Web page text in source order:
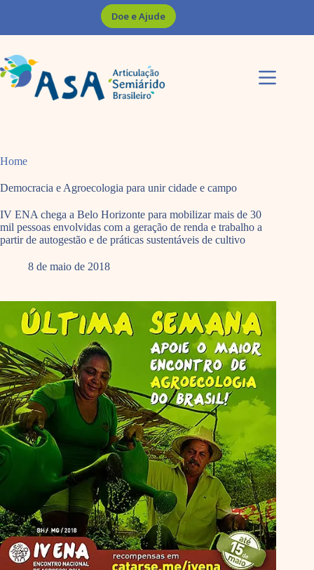
Doe e Ajude
Home
Democracia e Agroecologia para unir cidade e campo
IV ENA chega a Belo Horizonte para mobilizar mais de 30
mil pessoas envolvidas com a geração de renda e trabalho a
partir de autogestão e de práticas sustentáveis de cultivo
8 de maio de 2018